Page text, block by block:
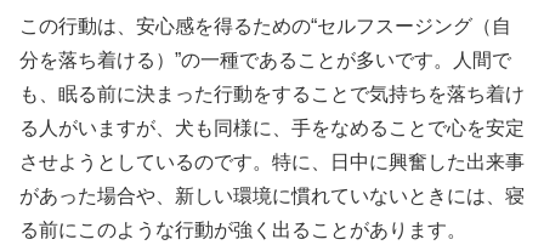
この行動は、安心感を得るための“セルフスージング（自
分を落ち着ける）”の一種であることが多いです。人間で
も、眠る前に決まった行動をすることで気持ちを落ち着け
る人がいますが、犬も同様に、手をなめることで心を安定
させようとしているのです。特に、日中に興奮した出来事
があった場合や、新しい環境に慣れていないときには、寝
る前にこのような行動が強く出ることがあります。